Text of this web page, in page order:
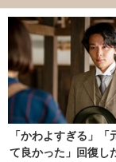
「かわよすぎる」「
て良かった」回復し